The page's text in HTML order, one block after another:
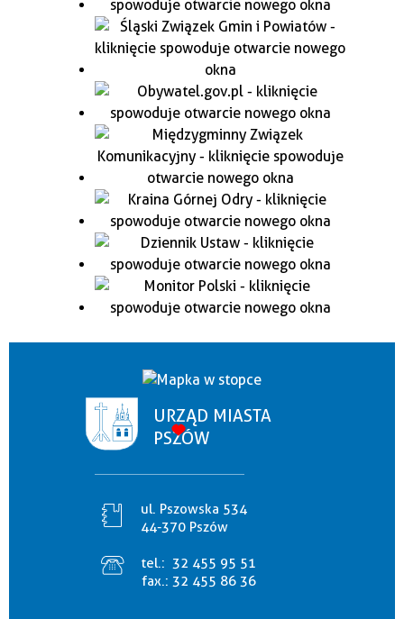
URZĄD MIASTA
PSZÓW
ul. Pszowska 534
44-370 Pszów
tel.: 32 455 95 51
fax.: 32 455 86 36